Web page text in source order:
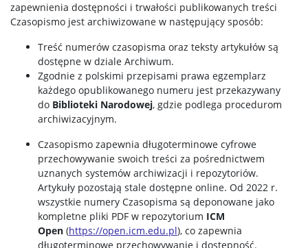
zapewnienia dostępności i trwałości publikowanych treści
Czasopismo jest archiwizowane w następujący sposób:
Treść numerów czasopisma oraz teksty artykułów są
dostępne w dziale Archiwum.
Zgodnie z polskimi przepisami prawa egzemplarz
każdego opublikowanego numeru jest przekazywany
do Biblioteki Narodowej, gdzie podlega procedurom
archiwizacyjnym.
Czasopismo zapewnia długoterminowe cyfrowe
przechowywanie swoich treści za pośrednictwem
uznanych systemów archiwizacji i repozytoriów.
Artykuły pozostają stale dostępne online. Od 2022 r.
wszystkie numery Czasopisma są deponowane jako
kompletne pliki PDF w repozytorium ICM
Open (https://open.icm.edu.pl), co zapewnia
długoterminowe przechowywanie i dostępność.